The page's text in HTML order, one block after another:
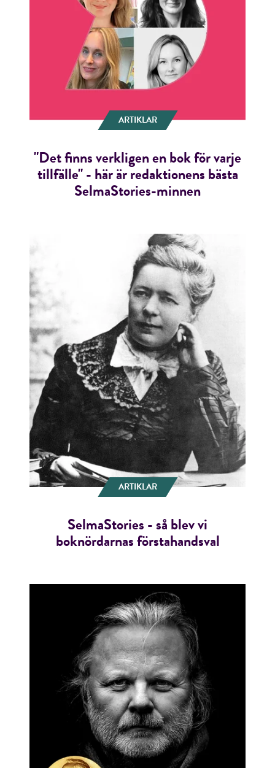
ARTIKLAR
"Det finns verkligen en bok för varje
tillfälle" - här är redaktionens bästa
SelmaStories-minnen
ARTIKLAR
SelmaStories - så blev vi
boknördarnas förstahandsval